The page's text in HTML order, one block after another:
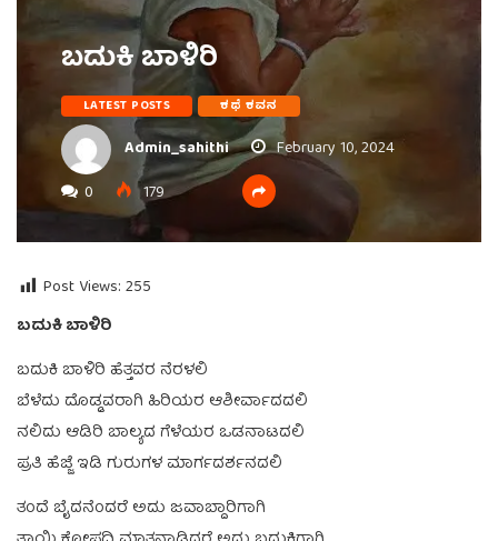
ಬದುಕಿ ಬಾಳಿರಿ
LATEST POSTS ಕಥೆ ಕವನ
Admin_sahithi
February 10, 2024
0
179
Post Views: 255
ಬದುಕಿ ಬಾಳಿರಿ
ಬದುಕಿ ಬಾಳಿರಿ ಹೆತ್ತವರ ನೆರಳಲಿ
ಬೆಳೆದು ದೊಡ್ಡವರಾಗಿ ಹಿರಿಯರ ಆಶೀರ್ವಾದದಲಿ
ನಲಿದು ಆಡಿರಿ ಬಾಲ್ಯದ ಗೆಳೆಯರ ಒಡನಾಟದಲಿ
ಪ್ರತಿ ಹೆಜ್ಜೆ ಇಡಿ ಗುರುಗಳ ಮಾರ್ಗದರ್ಶನದಲಿ
ತಂದೆ ಬೈದನೆಂದರೆ ಅದು ಜವಾಬ್ದಾರಿಗಾಗಿ